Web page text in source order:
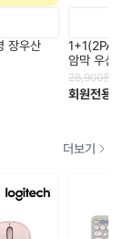
장우산
암막 우산
28,900원
회원전용
더보기